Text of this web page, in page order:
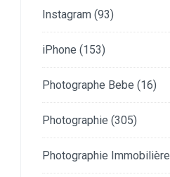
Instagram (93)
iPhone (153)
Photographe Bebe (16)
Photographie (305)
Photographie Immobilière